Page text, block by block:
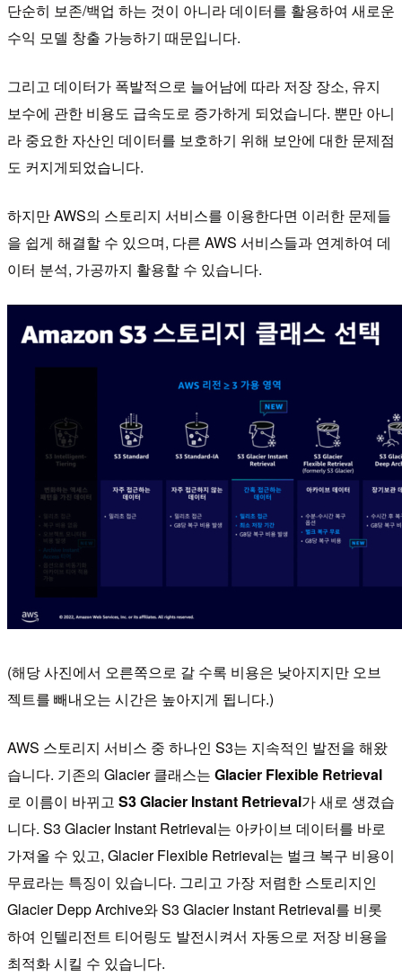
단순히 보존/백업 하는 것이 아니라 데이터를 활용하여 새로운
수익 모델 창출 가능하기 때문입니다.
그리고 데이터가 폭발적으로 늘어남에 따라 저장 장소, 유지
보수에 관한 비용도 급속도로 증가하게 되었습니다. 뿐만 아니
라 중요한 자산인 데이터를 보호하기 위해 보안에 대한 문제점
도 커지게되었습니다.
하지만 AWS의 스토리지 서비스를 이용한다면 이러한 문제들
을 쉽게 해결할 수 있으며, 다른 AWS 서비스들과 연계하여 데
이터 분석, 가공까지 활용할 수 있습니다.
(해당 사진에서 오른쪽으로 갈 수록 비용은 낮아지지만 오브
젝트를 빼내오는 시간은 높아지게 됩니다.)
AWS 스토리지 서비스 중 하나인 S3는 지속적인 발전을 해왔
습니다. 기존의 Glacier 클래스는 Glacier Flexible Retrieval
로 이름이 바뀌고 S3 Glacier Instant Retrieval가 새로 생겼습
니다. S3 Glacier Instant Retrieval는 아카이브 데이터를 바로
가져올 수 있고, Glacier Flexible Retrieval는 벌크 복구 비용이
무료라는 특징이 있습니다. 그리고 가장 저렴한 스토리지인
Glacier Depp Archive와 S3 Glacier Instant Retrieval를 비롯
하여 인텔리전트 티어링도 발전시켜서 자동으로 저장 비용을
최적화 시킬 수 있습니다.